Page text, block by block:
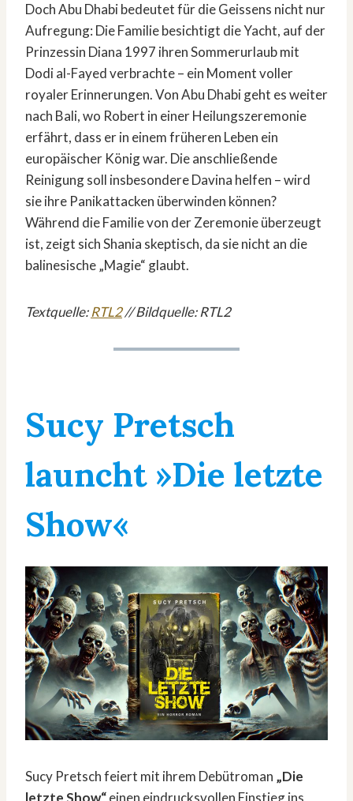
Doch Abu Dhabi bedeutet für die Geissens nicht nur
Aufregung: Die Familie besichtigt die Yacht, auf der
Prinzessin Diana 1997 ihren Sommerurlaub mit
Dodi al-Fayed verbrachte – ein Moment voller
royaler Erinnerungen. Von Abu Dhabi geht es weiter
nach Bali, wo Robert in einer Heilungszeremonie
erfährt, dass er in einem früheren Leben ein
europäischer König war. Die anschließende
Reinigung soll insbesondere Davina helfen – wird
sie ihre Panikattacken überwinden können?
Während die Familie von der Zeremonie überzeugt
ist, zeigt sich Shania skeptisch, da sie nicht an die
balinesische „Magie“ glaubt.
Textquelle:RTL2// Bildquelle: RTL2
Sucy Pretsch
launcht »Die letzte
Show«
Sucy Pretsch feiert mit ihrem Debütroman „Die
letzte Show“einen eindrucksvollen Einstieg ins